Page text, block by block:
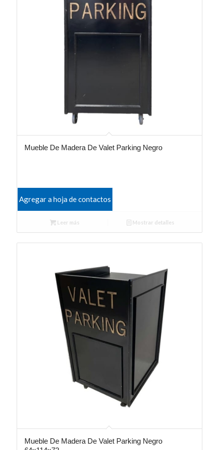
Mueble De Madera De Valet Parking Negro
Agregar a hoja de contactos
Leer más Mostrar detalles
Mueble De Madera De Valet Parking Negro